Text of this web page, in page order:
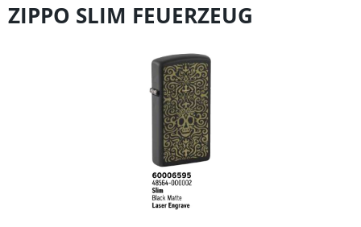
ZIPPO SLIM FEUERZEUG